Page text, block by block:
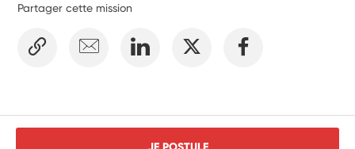
Partager cette mission